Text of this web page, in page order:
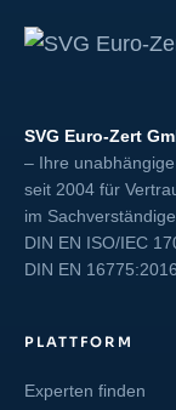
SVG Euro-Zert
– Ihre
seit 2004 für
im
DIN EN ISO/IEC
DIN EN 16775:2016
PLATTFORM
Experten finden